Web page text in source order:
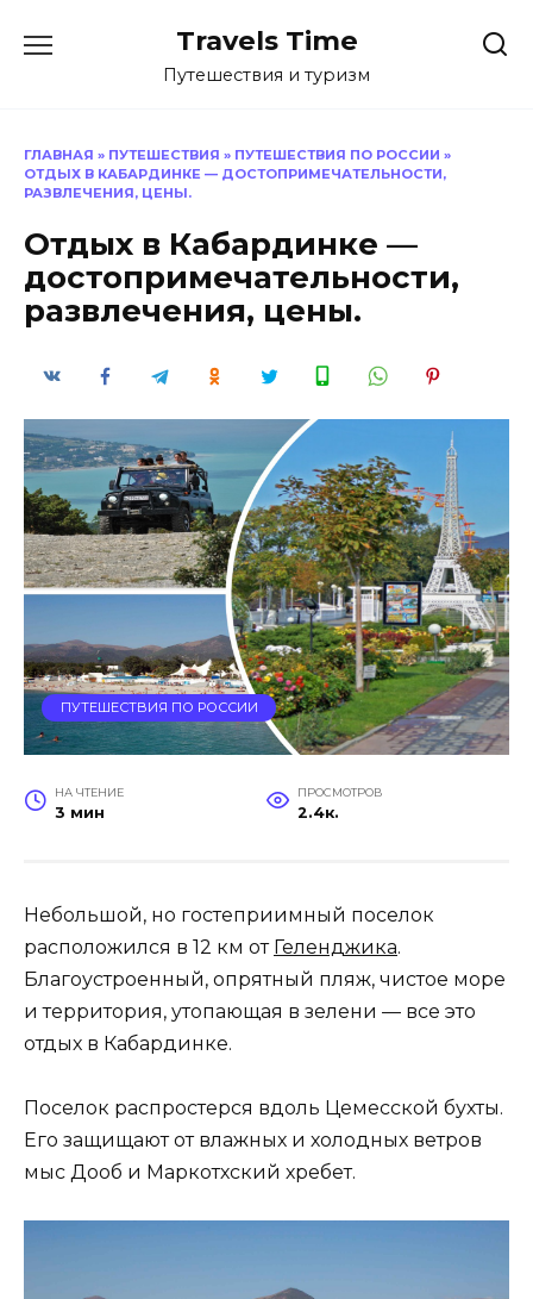
Travels Time
Путешествия и туризм
ГЛАВНАЯ » ПУТЕШЕСТВИЯ » ПУТЕШЕСТВИЯ ПО РОССИИ »
ОТДЫХ В КАБАРДИНКЕ — ДОСТОПРИМЕЧАТЕЛЬНОСТИ,
РАЗВЛЕЧЕНИЯ, ЦЕНЫ.
Отдых в Кабардинке —
достопримечательности,
развлечения, цены.
ПУТЕШЕСТВИЯ ПО РОССИИ
НА ЧТЕНИЕ
3 мин
ПРОСМОТРОВ
2.4к.
Небольшой, но гостеприимный поселок
расположился в 12 км от Геленджика.
Благоустроенный, опрятный пляж, чистое море
и территория, утопающая в зелени — все это
отдых в Кабардинке.
Поселок распростерся вдоль Цемесской бухты.
Его защищают от влажных и холодных ветров
мыс Дооб и Маркотхский хребет.